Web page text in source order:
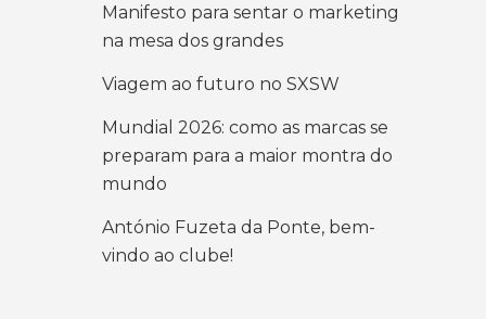
Manifesto para sentar o marketing
na mesa dos grandes
Viagem ao futuro no SXSW
Mundial 2026: como as marcas se
preparam para a maior montra do
mundo
António Fuzeta da Ponte, bem-
vindo ao clube!